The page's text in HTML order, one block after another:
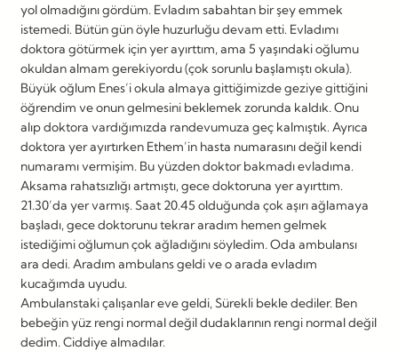
yol olmadığını gördüm. Evladım sabahtan bir şey emmek
istemedi. Bütün gün öyle huzurluğu devam etti. Evladımı
doktora götürmek için yer ayırttım, ama 5 yaşındaki oğlumu
okuldan almam gerekiyordu (çok sorunlu başlamıştı okula).
Büyük oğlum Enes’i okula almaya gittiğimizde geziye gittiğini
öğrendim ve onun gelmesini beklemek zorunda kaldık. Onu
alıp doktora vardığımızda randevumuza geç kalmıştık. Ayrıca
doktora yer ayırtırken Ethem’in hasta numarasını değil kendi
numaramı vermişim. Bu yüzden doktor bakmadı evladıma.
Aksama rahatsızlığı artmıştı, gece doktoruna yer ayırttım.
21.30’da yer varmış. Saat 20.45 olduğunda çok aşırı ağlamaya
başladı, gece doktorunu tekrar aradım hemen gelmek
istediğimi oğlumun çok ağladığını söyledim. Oda ambulansı
ara dedi. Aradım ambulans geldi ve o arada evladım
kucağımda uyudu.
Ambulanstaki çalışanlar eve geldi, Sürekli bekle dediler. Ben
bebeğin yüz rengi normal değil dudaklarının rengi normal değil
dedim. Ciddiye almadılar.